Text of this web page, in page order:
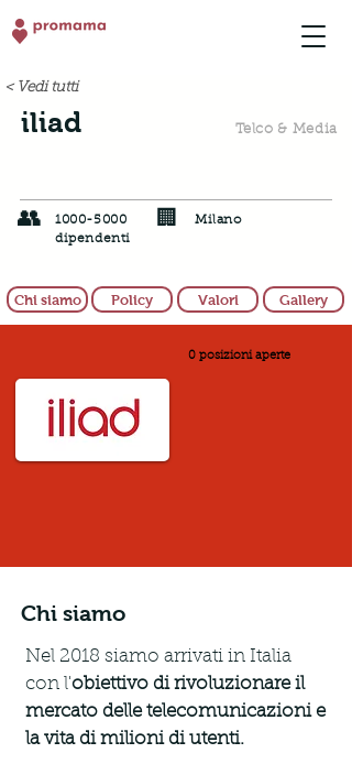
< Vedi tutti
iliad Telco & Media
👥
1000-5000
dipendenti
Milano
🏢
Chi siamo Policy Valori Gallery
0 posizioni aperte
Chi siamo
Nel 2018 siamo arrivati in Italia
con l'obiettivo di rivoluzionare il
mercato delle telecomunicazioni e
la vita di milioni di utenti.